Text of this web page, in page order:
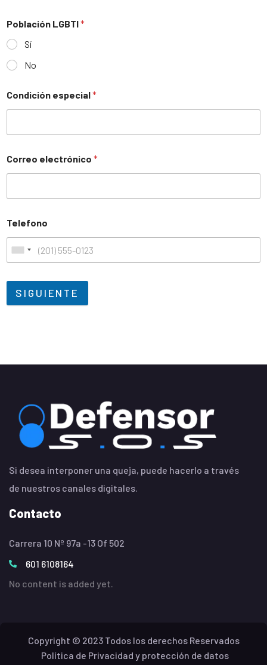
Población LGBTI*
Sí
No
Condición especial*
Correo electrónico *
Telefono
SIGUIENTE
Si desea interponer una queja, puede hacerlo a través
de nuestros canales digitales.
Contacto
Carrera 10 Nº 97a -13 Of 502
601 6108164
No content is added yet.
Copyright © 2023 Todos los derechos Reservados
Política de Privacidad y protección de datos